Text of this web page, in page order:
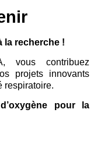
la recherche !
vous contribuez
projets innovants
respiratoire.
pour la